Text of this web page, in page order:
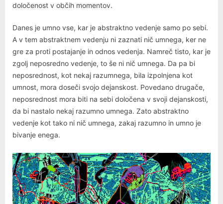
določenost v občih momentov.
Danes je umno vse, kar je abstraktno vedenje samo po sebi.
A v tem abstraktnem vedenju ni zaznati nič umnega, ker ne
gre za proti postajanje in odnos vedenja. Namreč tisto, kar je
zgolj neposredno vedenje, to še ni nič umnega. Da pa bi
neposrednost, kot nekaj razumnega, bila izpolnjena kot
umnost, mora doseči svojo dejanskost. Povedano drugače,
neposrednost mora biti na sebi določena v svoji dejanskosti,
da bi nastalo nekaj razumno umnega. Zato abstraktno
vedenje kot tako ni nič umnega, zakaj razumno in umno je
bivanje enega.